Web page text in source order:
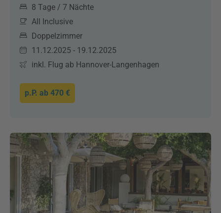
8 Tage / 7 Nächte
All Inclusive
Doppelzimmer
11.12.2025 - 19.12.2025
inkl. Flug ab Hannover-Langenhagen
p.P. ab 470 €